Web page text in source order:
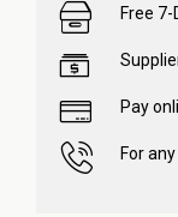
Free
Pay
For